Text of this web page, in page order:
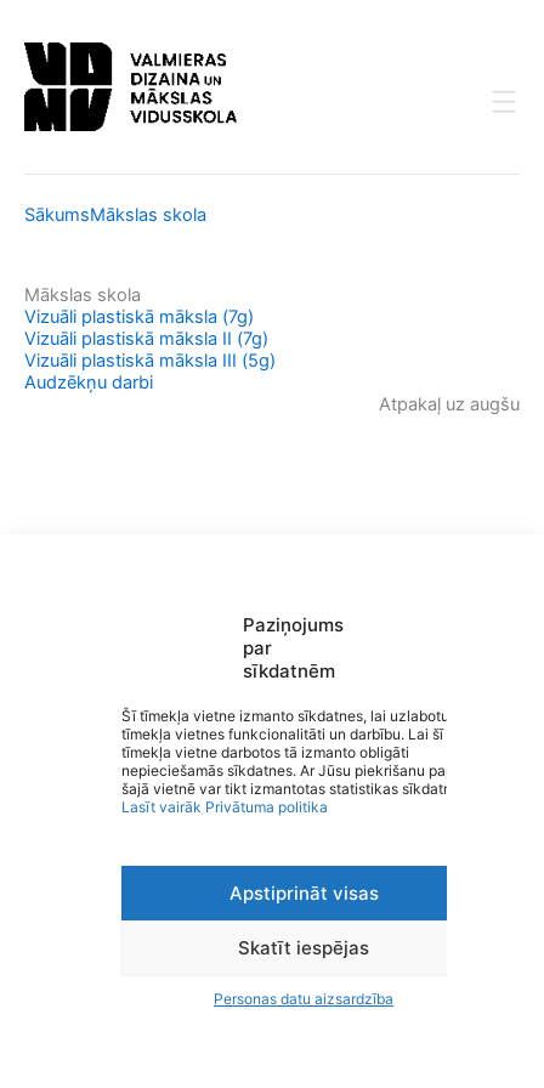
Paziņojums
par
sīkdatnēm
Šī tīmekļa vietne izmanto sīkdatnes, lai uzlabotu
tīmekļa vietnes funkcionalitāti un darbību. Lai šī
tīmekļa vietne darbotos tā izmanto obligāti
nepieciešamās sīkdatnes. Ar Jūsu piekrišanu papildus
šajā vietnē var tikt izmantotas statistikas sīkdatnes.
Lasīt vairāk Privātuma politika
Apstiprināt visas
Skatīt iespējas
Personas datu aizsardzība
content
SākumsMākslas skola
Mākslas skola
Vizuāli plastiskā māksla (7g)
Vizuāli plastiskā māksla II (7g)
Vizuāli plastiskā māksla III (5g)
Audzēkņu darbi
Atpakaļ uz augšu
Izvēlne
Ātrās saites
Sociālie tīkli
Privātuma politika
Personas datu aizsardzība